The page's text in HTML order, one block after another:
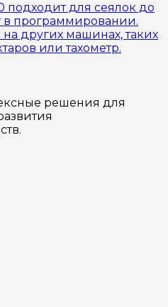
подходит для сеялок до
в программировании.
других машинах, таких
или тахометр.
решения для